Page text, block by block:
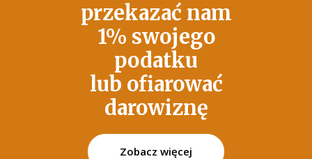
przekazać nam
1% swojego
podatku
lub ofiarować
darowiznę
Zobacz więcej